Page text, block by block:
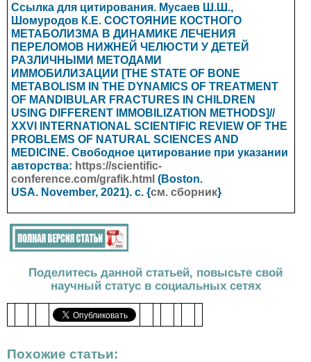
Ссылка для цитирования. Мусаев Ш.Ш.,
Шомуродов К.Е. СОСТОЯНИЕ КОСТНОГО
МЕТАБОЛИЗМА В ДИНАМИКЕ ЛЕЧЕНИЯ
ПЕРЕЛОМОВ НИЖНЕЙ ЧЕЛЮСТИ У ДЕТЕЙ
РАЗЛИЧНЫМИ МЕТОДАМИ
ИММОБИЛИЗАЦИИ [THE STATE OF BONE
METABOLISM IN THE DYNAMICS OF TREATMENT
OF MANDIBULAR FRACTURES IN CHILDREN
USING DIFFERENT IMMOBILIZATION METHODS]//
XXVI INTERNATIONAL SCIENTIFIC REVIEW OF THE
PROBLEMS OF NATURAL SCIENCES AND
MEDICINE. Свободное цитирование при указании
авторства: https://scientific-
conference.com/grafik.html (Boston.
USA. November, 2021). с. {см. сборник}
Поделитесь данной статьей, повысьте свой
научный статус в социальных сетях
Похожие статьи: